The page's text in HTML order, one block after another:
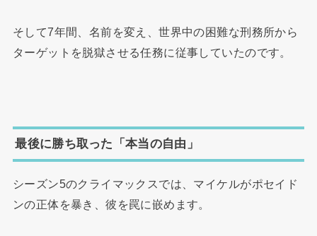
そして7年間、名前を変え、世界中の困難な刑務所から
ターゲットを脱獄させる任務に従事していたのです。
最後に勝ち取った「本当の自由」
シーズン5のクライマックスでは、マイケルがポセイド
ンの正体を暴き、彼を罠に嵌めます。